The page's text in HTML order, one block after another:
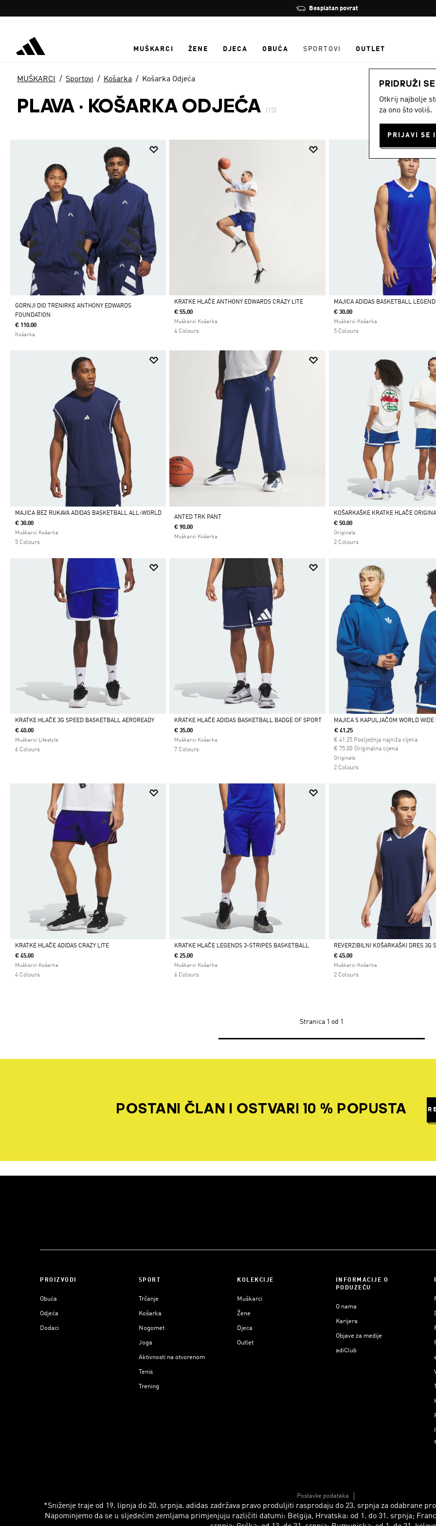
Zaustavi
rotaciju
Besplatan povrat
MUŠKARCI ŽENE DJECA OBUĆA SPORTOVI OUTLET
PRIDRUŽI
Otkrij najbolje
za ono što voliš.
MUŠKARCI Sportovi Košarka Košarka Odjeća
PLAVA · KOŠARKA ODJEĆA (15)
GORNJI DIO TRENIRKE ANTHONY EDWARDS
FOUNDATION
€ 110.00
Košarka
Da
KRATKE HLAČE ANTHONY EDWARDS CRAZY LITE
€ 55.00
Muškarci Košarka
4 Colours
Da
MAJICA ADIDAS BASKETBALL
€ 30.00
Muškarci Košarka
5 Colours
Da
MAJICA BEZ RUKAVA ADIDAS BASKETBALL ALL-WORLD
€ 30.00
Muškarci Košarka
5 Colours
ANTED TRK PANT
€ 90.00
Muškarci Košarka
Da
KOŠARKAŠKE KRATKE HLAČE
€ 50.00
Originals
2 Colours
Da
KRATKE HLAČE 3G SPEED BASKETBALL AEROREADY
€ 40.00
Muškarci Lifestyle
6 Colours
Da
KRATKE HLAČE ADIDAS BASKETBALL BADGE OF SPORT
€ 35.00
Muškarci Košarka
7 Colours
Da
MAJICA S KAPULJAČOM WORLD WIDE
€ 41.25
€ 41.25 Posljednja najniža cijena
Originalna cijena
Cijena umanjena od
€ 75.00za
Originals
2 Colours
Da
KRATKE HLAČE ADIDAS CRAZY LITE
€ 45.00
Muškarci Košarka
4 Colours
Da
KRATKE HLAČE LEGENDS 3-STRIPES BASKETBALL
€ 25.00
Muškarci Košarka
6 Colours
Da
REVERZIBILNI KOŠARKAŠKI DRES 3G
€ 45.00
Muškarci Košarka
2 Colours
Stranica 1 od 1
POSTANI ČLAN I OSTVARI 10 % POPUSTA
PROIZVODI
Obuća
Odjeća
Dodaci
SPORT
Trčanje
Košarka
Nogomet
Joga
Aktivnosti na otvorenom
Tenis
Trening
KOLEKCIJE
Muškarci
Žene
Djeca
Outlet
INFORMACIJE O
PODUZEĆU
O nama
Karijera
Objave za medije
adiClub
Postavke podataka
*Sniženje traje od 19. lipnja do 20. srpnja. adidas zadržava pravo produljiti rasprodaju do 23. srpnja za odabrane
Napominjemo da se u sljedećim zemljama primjenjuju različiti datumi: Belgija, Hrvatska: od 1. do 31. srpnja;